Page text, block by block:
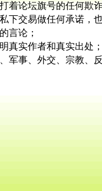
着论坛旗号的任何欺
下交易做任何承诺，
言论；
真实作者和真实出处
军事、外交、宗教、